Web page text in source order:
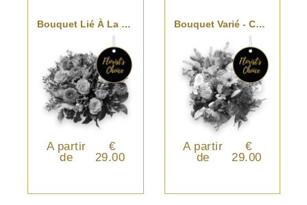
Bouquet Lié À La Main - Choix Du Fleuriste
A partir
de
€
29.00
Bouquet Varié - Choix Du Fleuriste
A partir
de
€
29.00